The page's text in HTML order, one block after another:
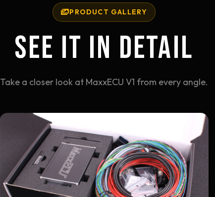
PRODUCT GALLERY
SEE IT IN DETAIL
Take a closer look at MaxxECU V1 from every angle.